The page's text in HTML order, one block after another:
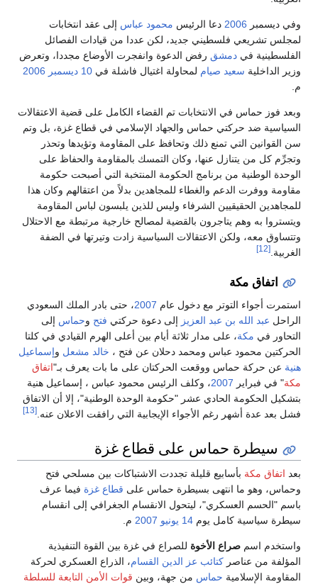
وفي ديسمبر 2006 دعا الرئيس محمود عباس إلى عقد انتخابات
لمجلس تشريعي فلسطيني جديد، لكن عددا من قيادات الفصائل
الفلسطينية في دمشق رفض الدعوة وانفجرت الأوضاع مجددا، وتعرض
وزير الداخلية سعيد صيام لمحاولة اغتيال فاشلة في 10 ديسمبر
2006
م.
وبعد فوز حماس في الانتخابات تم القضاء الكامل على قضية الاعتقالات
السياسية ضد حركتي حماس والجهاد الإسلامي في قطاع غزة، بل وتم
سن القوانين التي تمنع ذلك وتحافظ على المقاومة وتؤيدها وتحذر
وتجرِّم كل من يتنازل عنها، وكان التمسك بالمقاومة والحفاظ على
الوحدة الوطنية من برنامج الحكومة المنتخبة التي أصبحت حكومة
مقاومة ووفرت الدعم والغطاء للمجاهدين بدلاً من اعتقالهم وكان هذا
للمجاهدين الحقيقيين الشرفاء وليس للذين يلبسون لباس المقاومة
ويتستروا به وهم يتاجرون بالقضية لمصالح خارجية مرتبطة مع الاحتلال
وتتساوق معه، ولكن الاعتقالات السياسية زادت وتيرتها في الضفة
الغربية. [12]
اتفاق مكة
استمرت أجواء التوتر مع دخول عام 2007، حتى بادر الملك السعودي
الراحل عبد الله بن عبد العزيز إلى دعوة حركتي فتح وحماس إلى
التحاور في مكة، على مدار ثلاثة أيام بين أعلى الهرم القيادي في كلتا
الحركتين محمود عباس ومحمد دحلان عن فتح ، خالد مشعل وإسماعيل
هنية عن حركة حماس ووقعت الحركتان على ما بات يعرف بـ"اتفاق
مكة" في فبراير 2007، وكلف الرئيس محمود عباس ، إسماعيل هنية
بتشكيل الحكومة الحادي عشر "حكومة الوحدة الوطنية"، إلا أن الاتفاق
فشل بعد عدة أشهر رغم الأجواء الإيجابية التي رافقت الاعلان عنه. [13]
سيطرة حماس على قطاع غزة
بعد اتفاق مكة بأسابيع قليلة تجددت الاشتباكات بين مسلحي فتح
وحماس، وهو ما انتهى بسيطرة حماس على قطاع غزة فيما عرف
باسم "الحسم العسكري"، ليتحول الانقسام الجغرافي إلى انقسام
سيطرة سياسية كامل يوم 14 يونيو 2007 م.
واستخدم اسم صراع الأخوة للصراع في غزة بين القوة التنفيذية
المؤلفة من عناصر كتائب عز الدين القسام، الذراع العسكري لحركة
المقاومة الإسلامية حماس من جهة، وبين قوات الأمن التابعة للسلطة